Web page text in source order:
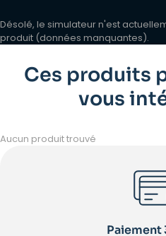
Désolé, le simulateur n'est
produit (données manquantes).
Ces produits
vous
Aucun produit trouvé
Paiement